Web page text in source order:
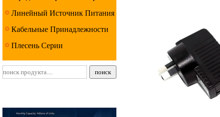
Линейный Источник Питания
Серии
Кабельные Принадлежности
Серии
Плесень Серии